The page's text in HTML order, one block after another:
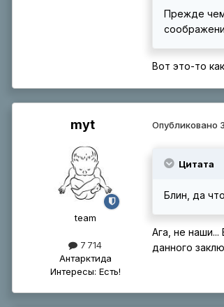
Прежде чем
Вот это-то
myt
tеаm
7 714
Антарктида
Интересы: Есть!
Опубликовано
Цитата
Блин, да
Ага, не
данного